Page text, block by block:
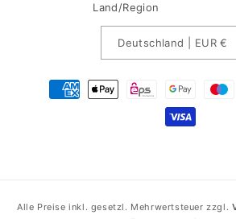
Land/Region
Deutschland | EUR €
Zahlungsmethoden
Alle Preise inkl. gesetzl. Mehrwertsteuer zzgl.